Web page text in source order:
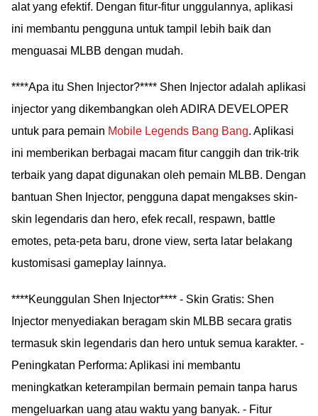
alat yang efektif. Dengan fitur-fitur unggulannya, aplikasi
ini membantu pengguna untuk tampil lebih baik dan
menguasai MLBB dengan mudah.
****Apa itu Shen Injector?**** Shen Injector adalah aplikasi
injector yang dikembangkan oleh ADIRA DEVELOPER
untuk para pemain Mobile Legends Bang Bang. Aplikasi
ini memberikan berbagai macam fitur canggih dan trik-trik
terbaik yang dapat digunakan oleh pemain MLBB. Dengan
bantuan Shen Injector, pengguna dapat mengakses skin-
skin legendaris dan hero, efek recall, respawn, battle
emotes, peta-peta baru, drone view, serta latar belakang
kustomisasi gameplay lainnya.
****Keunggulan Shen Injector**** - Skin Gratis: Shen
Injector menyediakan beragam skin MLBB secara gratis
termasuk skin legendaris dan hero untuk semua karakter. -
Peningkatan Performa: Aplikasi ini membantu
meningkatkan keterampilan bermain pemain tanpa harus
mengeluarkan uang atau waktu yang banyak. - Fitur